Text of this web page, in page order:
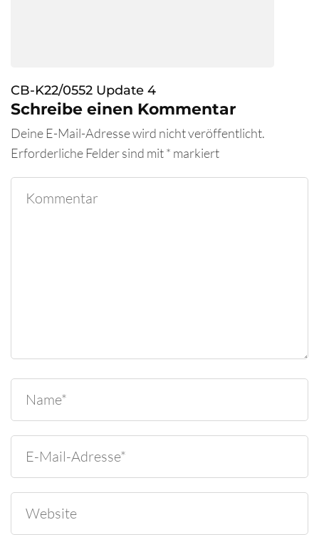
CB-K22/0552 Update 4
Schreibe einen Kommentar
Deine E-Mail-Adresse wird nicht veröffentlicht.
Erforderliche Felder sind mit* markiert